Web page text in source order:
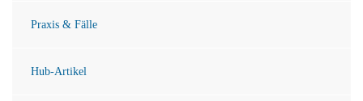
Praxis & Fälle
Hub-Artikel